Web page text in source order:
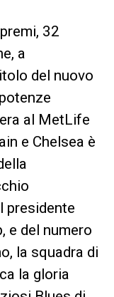
32
a
del nuovo
al MetLife
e Chelsea è
presidente
e del numero
la squadra di
la gloria